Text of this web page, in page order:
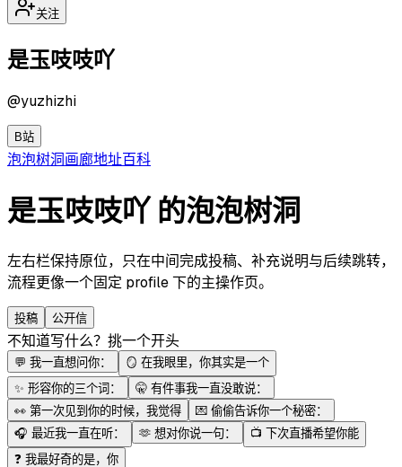
关注
是玉吱吱吖
@yuzhizhi
B站
泡泡树洞画廊地址百科
是玉吱吱吖 的泡泡树洞
左右栏保持原位，只在中间完成投稿、补充说明与后续跳转，
流程更像一个固定 profile 下的主操作页。
投稿 公开信
不知道写什么？挑一个开头
💬 我一直想问你： 🪞 在我眼里，你其实是一个
✨ 形容你的三个词： 🤫 有件事我一直没敢说：
👀 第一次见到你的时候，我觉得 💌 偷偷告诉你一个秘密：
🎧 最近我一直在听： 🫶 想对你说一句： 📺 下次直播希望你能
❓ 我最好奇的是，你